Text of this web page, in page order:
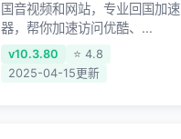
国音视频和网站，专业回国加速
器，帮你加速访问优酷、
bilibili、腾讯视频、爱奇艺等，
加速国服游戏，例如原神、阴阳
v10.3.80
⭐ 4.8
2025-04-15更新